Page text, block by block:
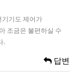
기도 제어가
조금은 불편하실 수
.
답변